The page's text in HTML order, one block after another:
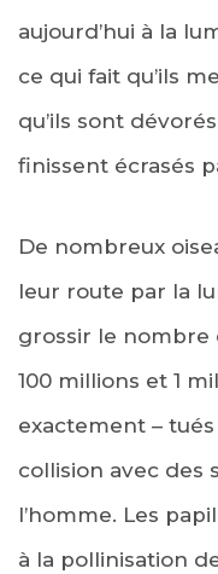
aujourd’hui à la
ce qui fait qu’ils
qu’ils sont
finissent écrasés
De nombreux
leur route par la
grossir le nombre
100 millions et 1
exactement –
collision avec des
l’homme. Les
à la pollinisation